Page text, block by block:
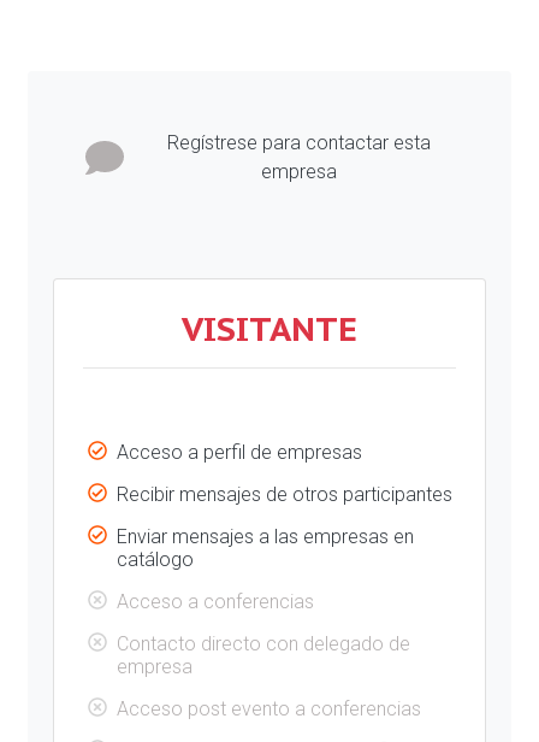
Regístrese para contactar esta
empresa
VISITANTE
Acceso a perfil de empresas
Recibir mensajes de otros participantes
Enviar mensajes a las empresas en
catálogo
Acceso a conferencias
Contacto directo con delegado de
empresa
Acceso post evento a conferencias